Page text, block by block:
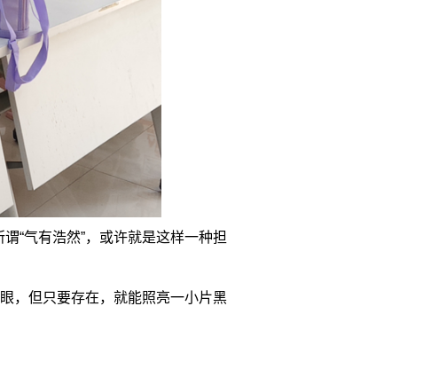
“气有浩然”，或许就是这样一种担
，但只要存在，就能照亮一小片黑